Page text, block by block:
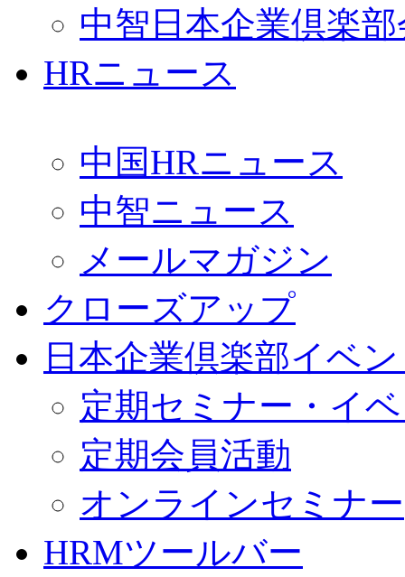
中智日本企業倶楽
HRニュース
中国HRニュース
中智ニュース
メールマガジン
クローズアップ
日本企業倶楽部イベ
定期セミナー・イ
定期会員活動
オンラインセミナー
HRMツールバー